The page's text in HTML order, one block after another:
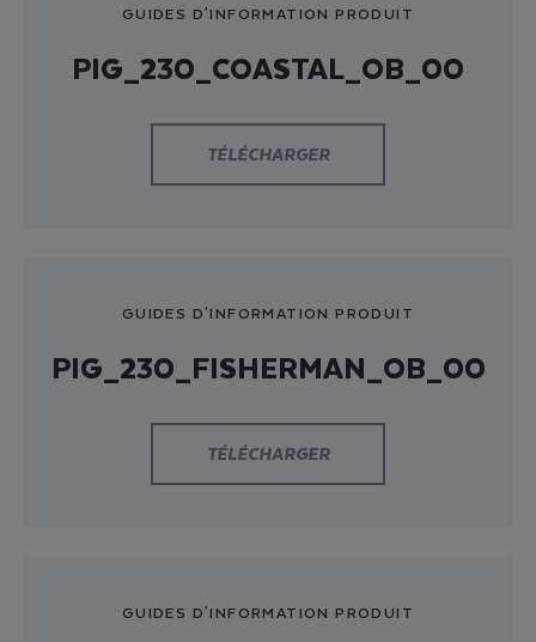
GUIDES D'INFORMATION PRODUIT
PIG_230_COASTAL_OB_00
TÉLÉCHARGER
GUIDES D'INFORMATION PRODUIT
PIG_230_FISHERMAN_OB_00
TÉLÉCHARGER
GUIDES D'INFORMATION PRODUIT